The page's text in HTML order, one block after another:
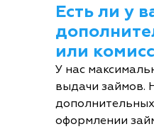
Есть ли у
или
У нас
выдачи займов.
оформлении